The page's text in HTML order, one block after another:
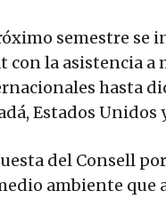
semestre
la asistencia a
hasta
Estados Unidos
del Consell
ambiente que